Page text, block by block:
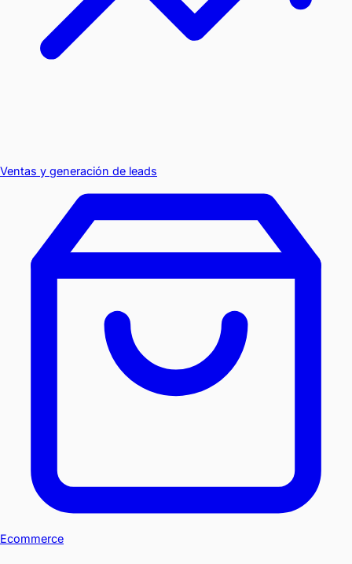
Ventas y generación de leads
Ecommerce